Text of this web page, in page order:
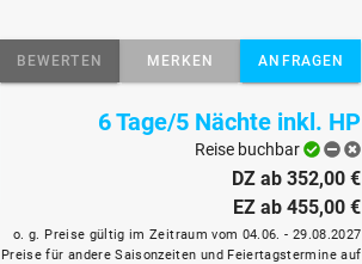
BEWERTEN MERKEN ANFRAGEN
6 Tage/5 Nächte inkl. HP
Reise buchbar
DZ ab 352,00 €
EZ ab 455,00 €
o. g. Preise gültig im Zeitraum vom 04.06. - 29.08.2027
Preise für andere Saisonzeiten und Feiertagstermine auf